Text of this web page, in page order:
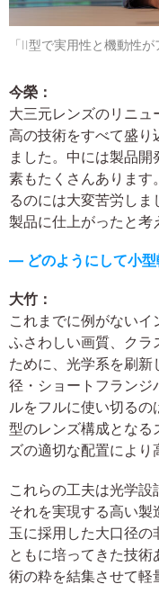
「II型で実用性と機動性
今榮：
大三元レンズのリニ
高の技術をすべて盛り
ました。中には製品
素もたくさんあります
るのには大変苦労し
製品に仕上がったと考
― どのようにして小
大竹：
これまでに例がない
ふさわしい画質、クラ
ために、光学系を刷新
径・ショートフランジ
ルをフルに使い切る
型のレンズ構成となる
ズの適切な配置により
これらの工夫は光学設
それを実現する高い
玉に採用した大口径の
ともに培ってきた技
術の粋を結集させて軽